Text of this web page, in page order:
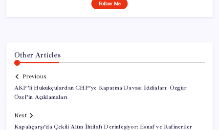
Follow Me
Other Articles
Previous
AKP’li Hukukçulardan CHP’ye Kapatma Davası İddiaları: Özgür
Özel’in Açıklamaları
Next
Kapalıçarşı’da Çekili Altın İhtilafı Derinleşiyor: Esnaf ve Rafineriler